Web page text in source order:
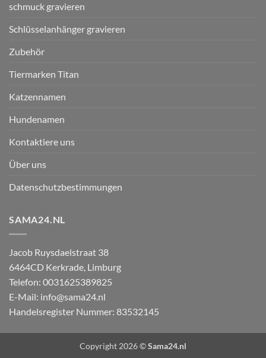
schmuck gravieren
Schlüsselanhänger gravieren
Zubehör
Tiermarken Titan
Katzennamen
Hundenamen
Kontaktiere uns
Über uns
Datenschutzbestimmungen
SAMA24.NL
Jacob Ruysdaelstraat 38
6464CD Kerkrade Limburg
Telefon: 0031625389825
E-Mail: info@sama24.nl
Handelsregister Nummer: 83532145
Copyright 2026 ©Sama24.nl